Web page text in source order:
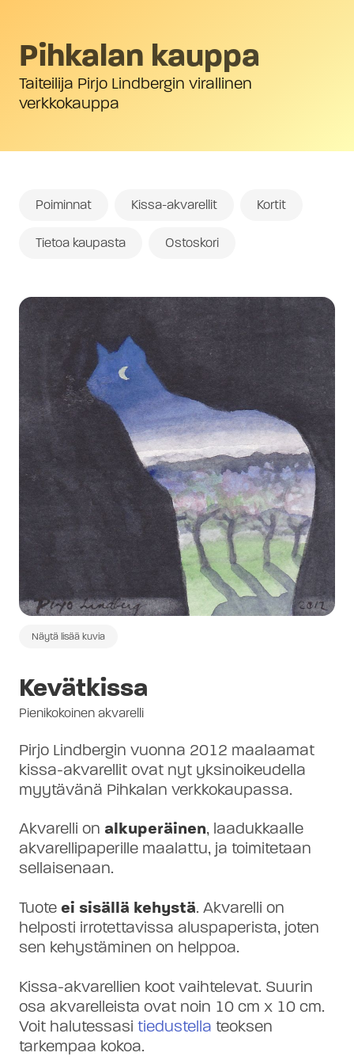
Pihkalan kauppa
Taiteilija Pirjo Lindbergin virallinen
verkkokauppa
Poiminnat Kissa-akvarellit Kortit
Tietoa kaupasta Ostoskori
Näytä lisää kuvia
Kevätkissa
Pienikokoinen akvarelli
Pirjo Lindbergin vuonna 2012 maalaamat
kissa-akvarellit ovat nyt yksinoikeudella
myytävänä Pihkalan verkkokaupassa.
Akvarelli on alkuperäinen, laadukkaalle
akvarellipaperille maalattu, ja toimitetaan
sellaisenaan.
Tuote ei sisällä kehystä. Akvarelli on
helposti irrotettavissa aluspaperista, joten
sen kehystäminen on helppoa.
Kissa-akvarellien koot vaihtelevat. Suurin
osa akvarelleista ovat noin 10 cm × 10 cm.
Voit halutessasi tiedustella teoksen
tarkempaa kokoa.